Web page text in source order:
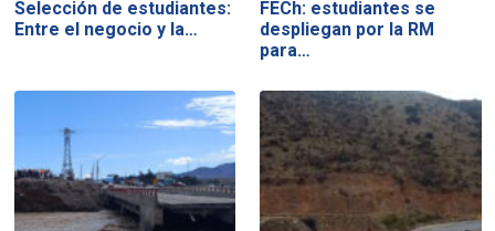
Selección de estudiantes:
Entre el negocio y la…
FECh: estudiantes se
despliegan por la RM
para…